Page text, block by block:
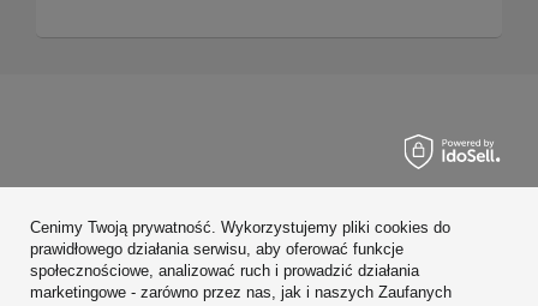
Konto
Regulaminy
Cenimy Twoją prywatność. Wykorzystujemy pliki cookies do
prawidłowego działania serwisu, aby oferować funkcje
społecznościowe, analizować ruch i prowadzić działania
marketingowe - zarówno przez nas, jak i naszych Zaufanych